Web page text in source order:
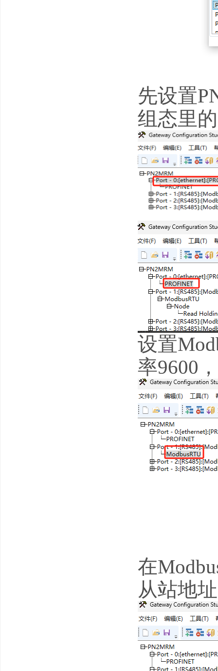
先设置
组态里
设置
率9600
在
从站地